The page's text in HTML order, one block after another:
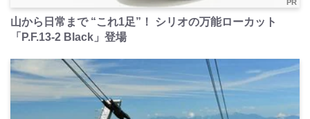
PR
山から日常まで “これ1足”！ シリオの万能ローカット
「P.F.13-2 Black」登場